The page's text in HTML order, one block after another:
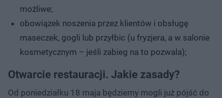
możliwe;
obowiązek noszenia przez klientów i obsługę
maseczek, gogli lub przyłbic (u fryzjera, a w salonie
kosmetycznym – jeśli zabieg na to pozwala);
Otwarcie restauracji. Jakie zasady?
Od poniedziałku 18 maja będziemy mogli już pójść do